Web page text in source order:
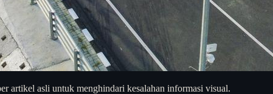
artikel asli untuk menghindari kesalahan informasi visual.